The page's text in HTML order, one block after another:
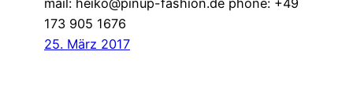
mail: heiko@pinup-fashion.de phone: +49
173 905 1676
25. März 2017